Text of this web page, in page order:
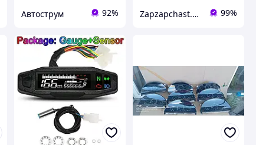
Автострум 92% Zapzapchast.com.ua Интернет Магазин Автозапчастей 99%